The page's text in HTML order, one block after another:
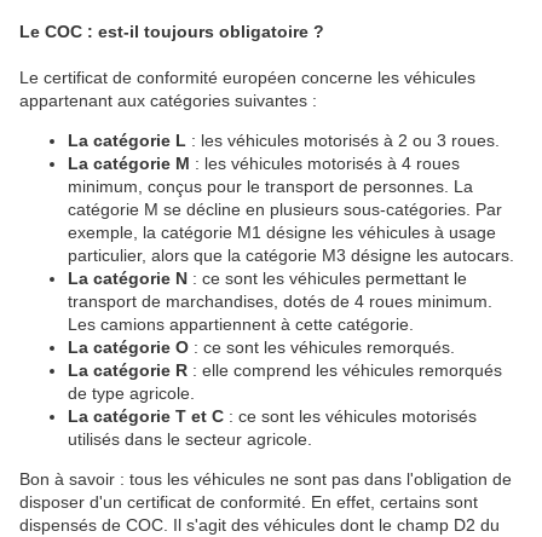
Le COC : est-il toujours obligatoire ?
Le certificat de conformité européen concerne les véhicules
appartenant aux catégories suivantes :
La catégorie L : les véhicules motorisés à 2 ou 3 roues.
La catégorie M : les véhicules motorisés à 4 roues
minimum, conçus pour le transport de personnes. La
catégorie M se décline en plusieurs sous-catégories. Par
exemple, la catégorie M1 désigne les véhicules à usage
particulier, alors que la catégorie M3 désigne les autocars.
La catégorie N : ce sont les véhicules permettant le
transport de marchandises, dotés de 4 roues minimum.
Les camions appartiennent à cette catégorie.
La catégorie O : ce sont les véhicules remorqués.
La catégorie R : elle comprend les véhicules remorqués
de type agricole.
La catégorie T et C : ce sont les véhicules motorisés
utilisés dans le secteur agricole.
Bon à savoir : tous les véhicules ne sont pas dans l'obligation de
disposer d'un certificat de conformité. En effet, certains sont
dispensés de COC. Il s'agit des véhicules dont le champ D2 du